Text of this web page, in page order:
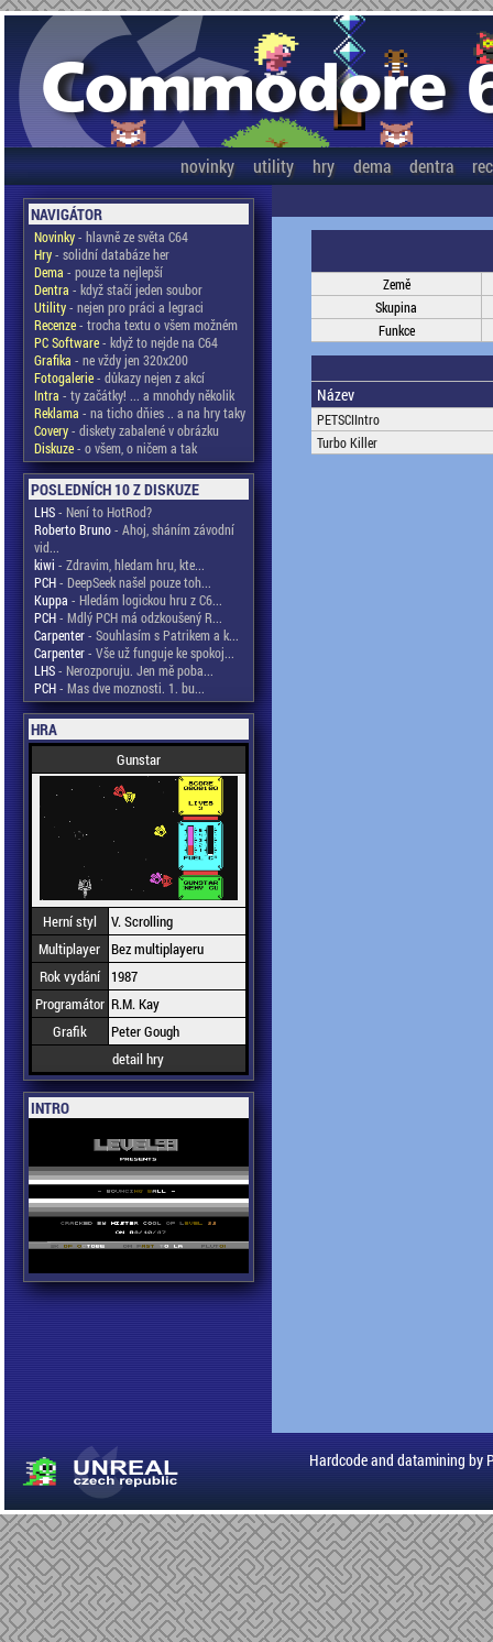
novinky utility hry dema dentra
NAVIGÁTOR
Novinky- hlavně ze světa C64
Hry- solidní databáze her
Dema - pouze ta nejlepší
Dentra - když stačí jeden soubor
Utility- nejen pro práci a legraci
Recenze- trocha textu o všem možném
PC Software- když to nejde na C64
Grafika - ne vždy jen 320x200
Fotogalerie- důkazy nejen z akcí
Intra - ty začátky! ... a mnohdy několik
Reklama - na ticho dňies .. a na hry taky
Covery- diskety zabalené v obrázku
Diskuze- o všem, o ničem a tak
POSLEDNÍCH 10 Z DISKUZE
LHS- Není to HotRod?
Roberto Bruno- Ahoj, sháním závodní
vid...
kiwi - Zdravim, hledam hru, kte...
PCH- DeepSeek našel pouze toh...
Kuppa - Hledám logickou hru z C6...
PCH- Mdlý PCH má odzkoušený R...
Carpenter- Souhlasím s Patrikem a k...
Carpenter- Vše už funguje ke spokoj...
LHS- Nerozporuju. Jen mě poba...
PCH- Mas dve moznosti. 1. bu...
HRA
Gunstar
Herní styl
V. Scrolling
Multiplayer Bez multiplayeru
Rok vydání
1987
Programátor R.M. Kay
Grafik
Peter Gough
detail hry
INTRO
Země
Skupina
Funkce
Název
PETSCIIntro
Turbo Killer
Hardcode and datamining by